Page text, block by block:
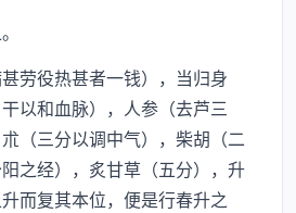
役热甚者一钱），当归身
干以和血脉），人参（去芦三
（三分以调中气），柴胡（二
之经），炙甘草（五分），升
而复其本位，便是行春升之